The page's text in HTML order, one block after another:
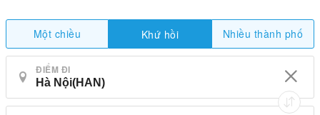
Một chiều Khứ hồi Nhiều thành phố
ĐIỂM ĐI